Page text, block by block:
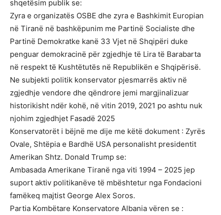
shqetësim publik se:
Zyra e organizatës OSBE dhe zyra e Bashkimit Europian
në Tiranë në bashkëpunim me Partinë Socialiste dhe
Partinë Demokratke kanë 33 Vjet në Shqipëri duke
penguar demokracinë për zgjedhje të Lira të Barabarta
në respekt të Kushtëtutës në Republikën e Shqipërisë.
Ne subjekti politik konservator pjesmarrës aktiv në
zgjedhje vendore dhe qëndrore jemi margjinalizuar
historikisht ndër kohë, në vitin 2019, 2021 po ashtu nuk
njohim zgjedhjet Fasadë 2025
Konservatorët i bëjnë me dije me këtë dokument : Zyrës
Ovale, Shtëpia e Bardhë USA personalisht presidentit
Amerikan Shtz. Donald Trump se:
Ambasada Amerikane Tiranë nga viti 1994 – 2025 jep
suport aktiv politikanëve të mbështetur nga Fondacioni
famëkeq majtist George Alex Soros.
Partia Kombëtare Konservatore Albania vëren se :